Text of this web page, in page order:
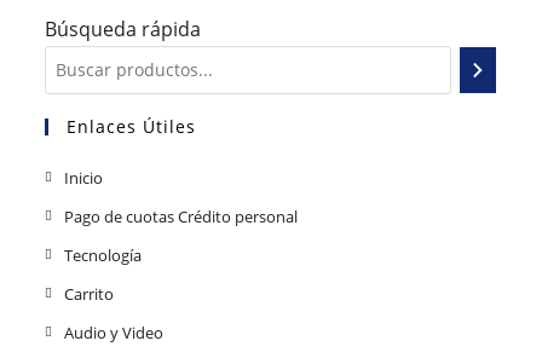
Búsqueda rápida
Enlaces Útiles
Inicio
Pago de cuotas Crédito personal
Tecnología
Carrito
Audio y Video